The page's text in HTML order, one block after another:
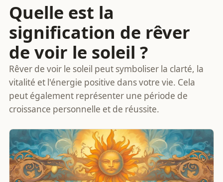
Quelle est la
signification de rêver
de voir le soleil ?
Rêver de voir le soleil peut symboliser la clarté, la
vitalité et l'énergie positive dans votre vie. Cela
peut également représenter une période de
croissance personnelle et de réussite.